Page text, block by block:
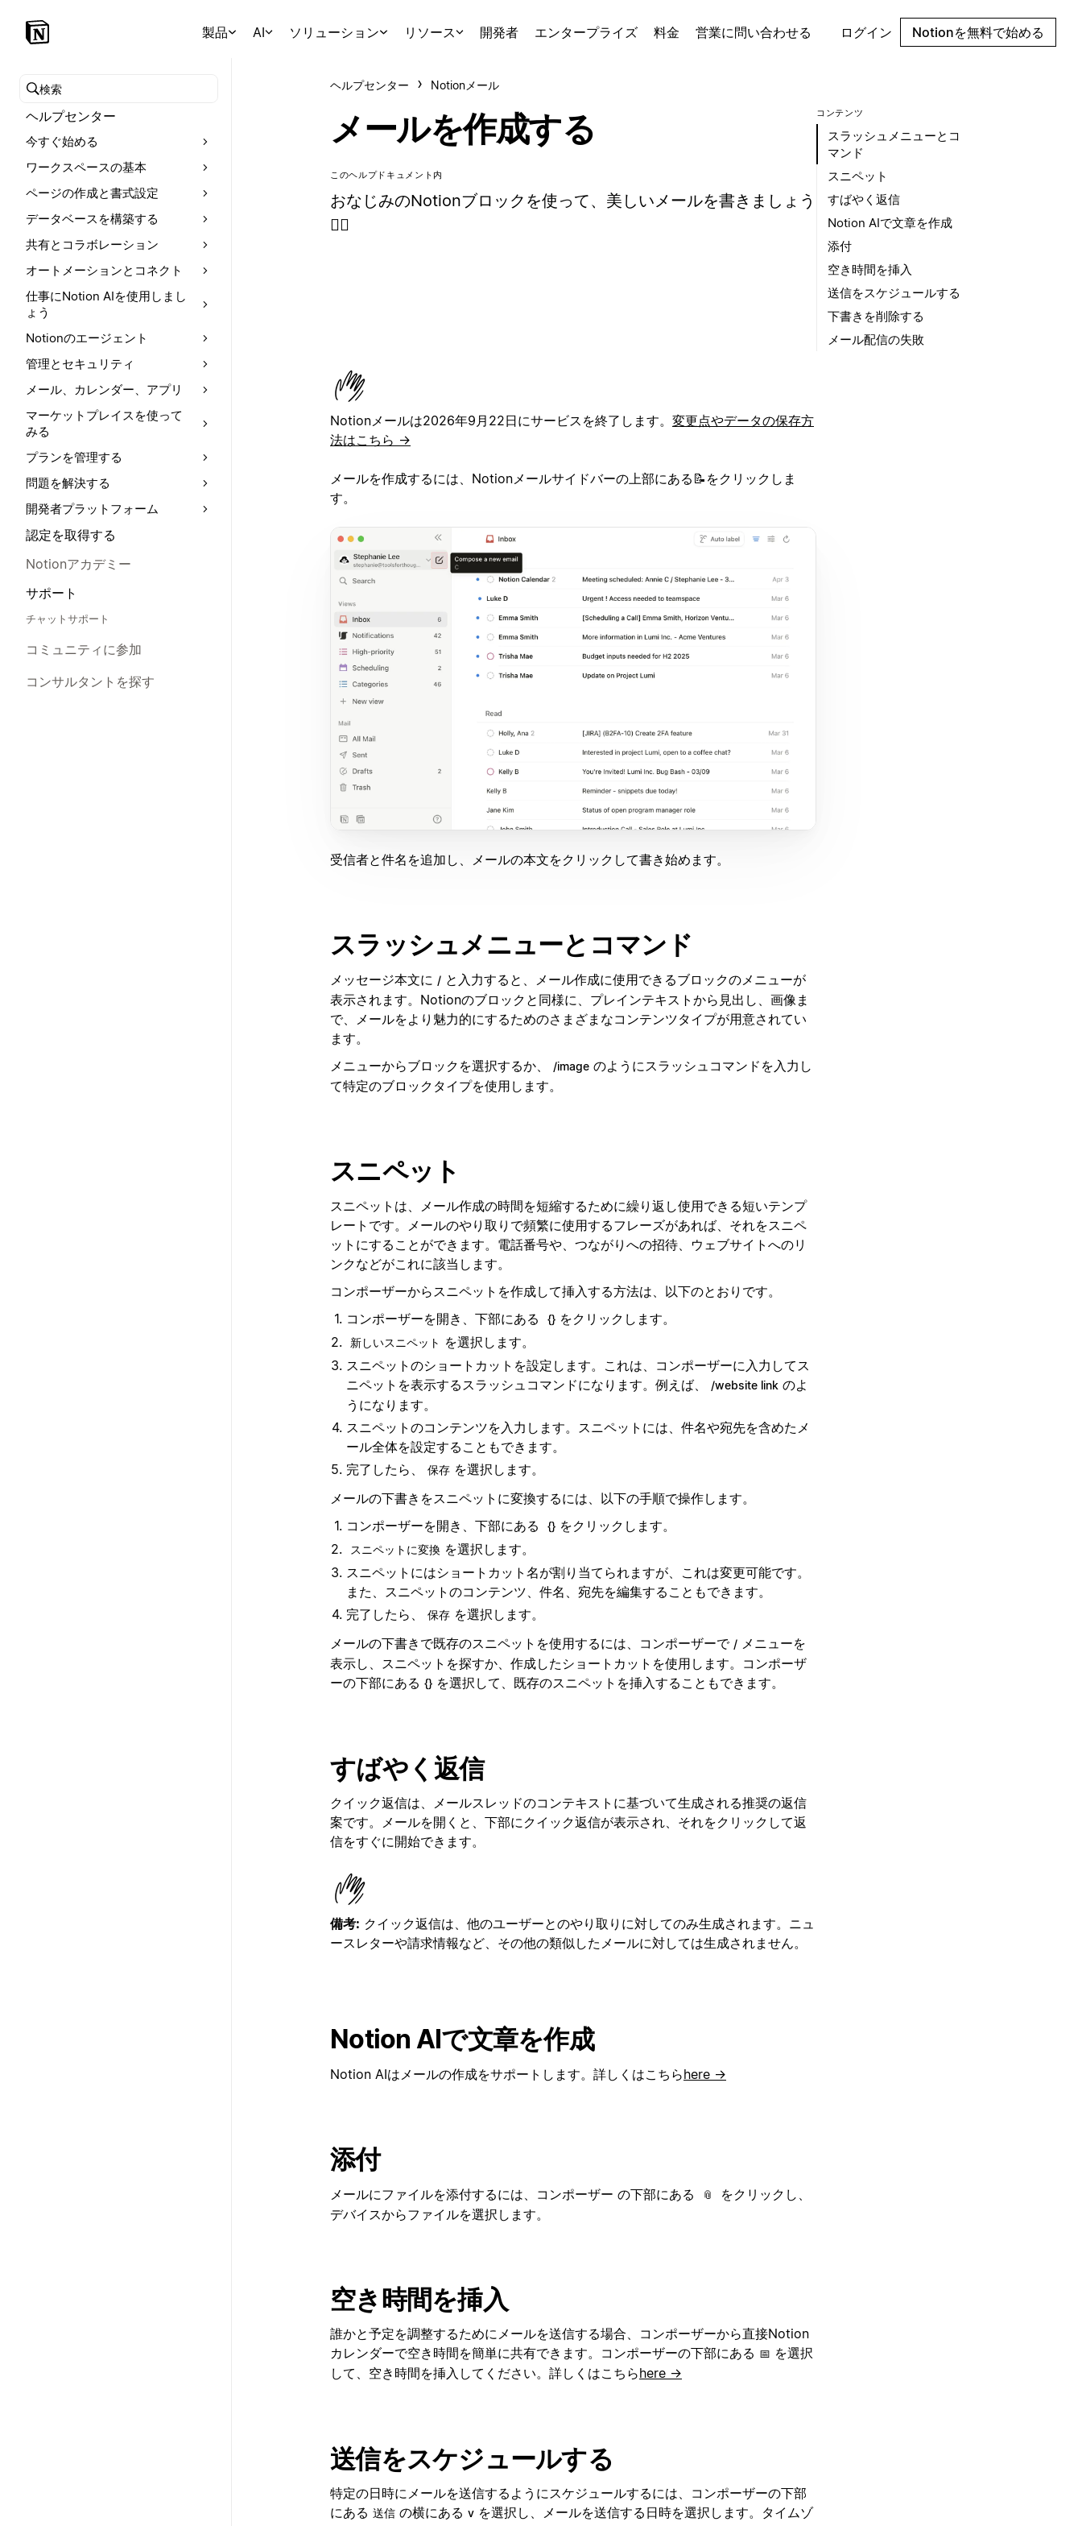
製品 AI ソリューション リソース 開発者 エンタープライズ 料金 営業に問い合わせる ログイン Notionを無料で始める
ヘルプセンターを検索
ヘルプセンター
今すぐ始める
ワークスペースの基本
ページの作成と書式設定
データベースを構築する
共有とコラボレーション
オートメーションとコネクト
仕事にNotion AIを使用しまし
ょう
Notionのエージェント
管理とセキュリティ
メール、カレンダー、アプリ
マーケットプレイスを使って
みる
プランを管理する
問題を解決する
開発者プラットフォーム
認定を取得する
Notionアカデミー
サポート
チャットサポート
コミュニティに参加
コンサルタントを探す
ヘルプセンター Notionメール
メールを作成する
このヘルプドキュメント内
おなじみのNotionブロックを使って、美しいメールを書きましょう
✍🏼
Notionメールは2026年9月22日にサービスを終了します。 変更点やデータの保存方
法はこちら →
メールを作成するには、Notionメールサイドバーの上部にある📝をクリックしま
す。
受信者と件名を追加し、メールの本文をクリックして書き始めます。
スラッシュメニューとコマンド
メッセージ本文に / と入力すると、メール作成に使用できるブロックのメニューが
表示されます。Notionのブロックと同様に、プレインテキストから見出し、画像ま
で、メールをより魅力的にするためのさまざまなコンテンツタイプが用意されてい
ます。
メニューからブロックを選択するか、
/image のようにスラッシュコマンドを入力し
て特定のブロックタイプを使用します。
スニペット
スニペットは、メール作成の時間を短縮するために繰り返し使用できる短いテンプ
レートです。メールのやり取りで頻繁に使用するフレーズがあれば、それをスニペ
ットにすることができます。電話番号や、つながりへの招待、ウェブサイトへのリ
ンクなどがこれに該当します。
コンポーザーからスニペットを作成して挿入する方法は、以下のとおりです。
コンポーザーを開き、下部にある
{} をクリックします。
新しいスニペット を選択します。
スニペットのショートカットを設定します。これは、コンポーザーに入力してス
ニペットを表示するスラッシュコマンドになります。例えば、
/website link のよ
うになります。
スニペットのコンテンツを入力します。スニペットには、件名や宛先を含めたメ
ール全体を設定することもできます。
完了したら、
保存 を選択します。
メールの下書きをスニペットに変換するには、以下の手順で操作します。
コンポーザーを開き、下部にある
{} をクリックします。
スニペットに変換 を選択します。
スニペットにはショートカット名が割り当てられますが、これは変更可能です。
また、スニペットのコンテンツ、件名、宛先を編集することもできます。
完了したら、
保存 を選択します。
メールの下書きで既存のスニペットを使用するには、コンポーザーで / メニューを
表示し、スニペットを探すか、作成したショートカットを使用します。コンポーザ
ーの下部にある {} を選択して、既存のスニペットを挿入することもできます。
すばやく返信
クイック返信は、メールスレッドのコンテキストに基づいて生成される推奨の返信
案です。メールを開くと、下部にクイック返信が表示され、それをクリックして返
信をすぐに開始できます。
備考: クイック返信は、他のユーザーとのやり取りに対してのみ生成されます。ニュ
ースレターや請求情報など、その他の類似したメールに対しては生成されません。
Notion AIで文章を作成
Notion AIはメールの作成をサポートします。詳しくはこちらhere →
添付
メールにファイルを添付するには、コンポーザー の下部にある 📎
をクリックし、
デバイスからファイルを選択します。
空き時間を挿入
誰かと予定を調整するためにメールを送信する場合、コンポーザーから直接Notion
カレンダーで空き時間を簡単に共有できます。コンポーザーの下部にある 📅 を選択
して、空き時間を挿入してください。詳しくはこちらhere →
送信をスケジュールする
特定の日時にメールを送信するようにスケジュールするには、コンポーザーの下部
にある 送信 の横にある v を選択し、メールを送信する日時を選択します。タイムゾ
コンテンツ
スラッシュメニューとコ
マンド
スニペット
すばやく返信
Notion AIで文章を作成
添付
空き時間を挿入
送信をスケジュールする
下書きを削除する
メール配信の失敗